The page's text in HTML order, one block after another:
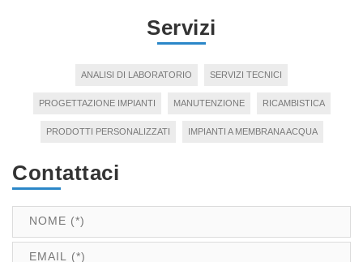
Servizi
ANALISI DI LABORATORIO SERVIZI TECNICI
PROGETTAZIONE IMPIANTI MANUTENZIONE RICAMBISTICA
PRODOTTI PERSONALIZZATI IMPIANTI A MEMBRANA ACQUA
Contattaci